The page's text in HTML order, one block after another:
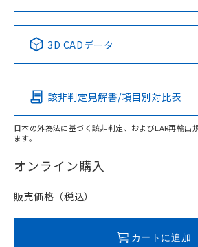
Pb Hg
O
在庫等で未対応品が混在する可能性が
問い合わせください。
No No
この製品の規格認
その他の認証はこちらのペー
3D CADデータ
該非判定見解書/項目別対比表
日本の外為法に基づく該非判定、およびEAR再輸出
ます。
オンライン購入
販売価格（税込）
カートに追加